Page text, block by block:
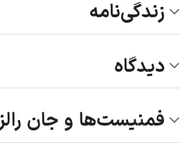
زندگی‌نامه
دیدگاه
فمنیست‌ها و جان رالز